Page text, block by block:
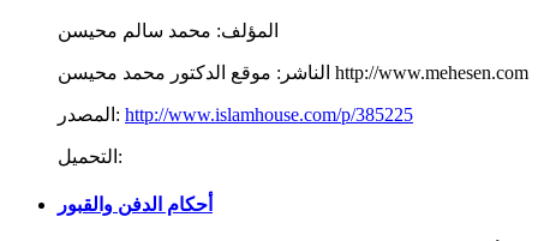
المؤلف: محمد سالم محيسن
الناشر: موقع الدكتور محمد محيسن http://www.mehesen.com
المصدر: http://www.islamhouse.com/p/385225
التحميل:
أحكام الدفن والقبور